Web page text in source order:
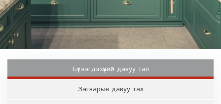
Бүтээгдэхүүний давуу тал
Загварын давуу тал